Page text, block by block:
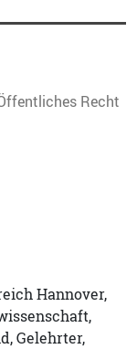
Recht
Hannover,
Gelehrter,